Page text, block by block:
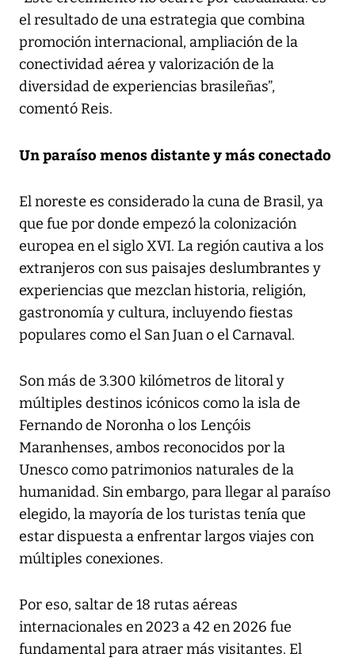
el resultado de una estrategia que combina
promoción internacional, ampliación de la
conectividad aérea y valorización de la
diversidad de experiencias brasileñas”,
comentó Reis.
Un paraíso menos distante y más conectado
El noreste es considerado la cuna de Brasil, ya
que fue por donde empezó la colonización
europea en el siglo XVI. La región cautiva a los
extranjeros con sus paisajes deslumbrantes y
experiencias que mezclan historia, religión,
gastronomía y cultura, incluyendo fiestas
populares como el San Juan o el Carnaval.
Son más de 3.300 kilómetros de litoral y
múltiples destinos icónicos como la isla de
Fernando de Noronha o los Lençóis
Maranhenses, ambos reconocidos por la
Unesco como patrimonios naturales de la
humanidad. Sin embargo, para llegar al paraíso
elegido, la mayoría de los turistas tenía que
estar dispuesta a enfrentar largos viajes con
múltiples conexiones.
Por eso, saltar de 18 rutas aéreas
internacionales en 2023 a 42 en 2026 fue
fundamental para atraer más visitantes. El